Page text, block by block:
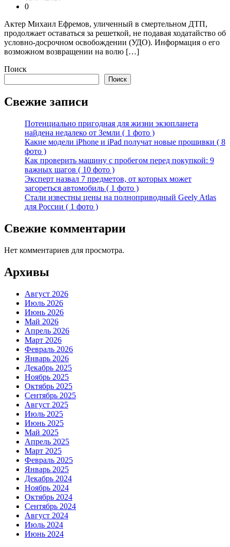
0
Актер Михаил Ефремов, уличенный в смертельном ДТП,
продолжает оставаться за решеткой, не подавая ходатайство об
условно-досрочном освобождении (УДО). Информация о его
возможном возвращении на волю […]
Поиск
Поиск
Свежие записи
Потенциально пригодная для жизни экзопланета
найдена недалеко от Земли ( 1 фото )
Какие модели iPhone и iPad получат новые прошивки ( 8
фото )
Как проверить машину с пробегом перед покупкой: 9
важных шагов ( 10 фото )
Эксперт назвал 7 предметов, от которых может
загореться автомобиль ( 1 фото )
Стали известны цены на полноприводный Geely Atlas
для России ( 1 фото )
Свежие комментарии
Нет комментариев для просмотра.
Архивы
Август 2026
Июль 2026
Июнь 2026
Май 2026
Апрель 2026
Март 2026
Февраль 2026
Январь 2026
Декабрь 2025
Ноябрь 2025
Октябрь 2025
Сентябрь 2025
Август 2025
Июль 2025
Июнь 2025
Май 2025
Апрель 2025
Март 2025
Февраль 2025
Январь 2025
Декабрь 2024
Ноябрь 2024
Октябрь 2024
Сентябрь 2024
Август 2024
Июль 2024
Июнь 2024